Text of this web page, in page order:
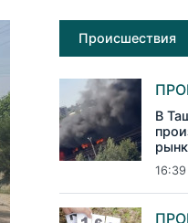
Происшествия
В